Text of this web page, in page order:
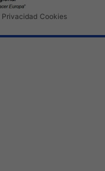
Privacidad Cookies